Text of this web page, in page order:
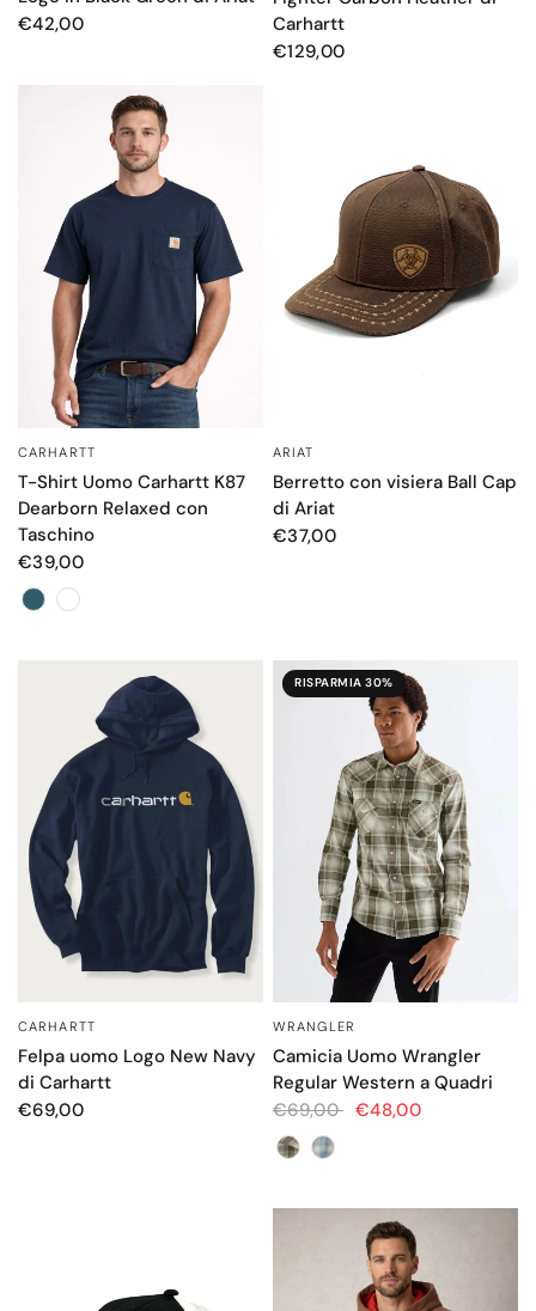
€42,00
Carhartt
€129,00
OCCHIATA VELOCE
CARHARTT
T-Shirt Uomo Carhartt K87
Dearborn Relaxed con
Taschino
€39,00
Color
ARIAT
Berretto con visiera Ball Cap
di Ariat
€37,00
OCCHIATA VELOCE
CARHARTT
Felpa uomo Logo New Navy
di Carhartt
€69,00
RISPARMIA 30%
OCCHIATA VELOCE
WRANGLER
Camicia Uomo Wrangler
Regular Western a Quadri
€69,00 €48,00
Color